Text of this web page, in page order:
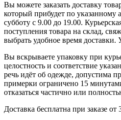
Вы можете заказать доставку
который прибудет по указанному
субботу с 9.00 до 19.00.
поступления товара на склад,
выбрать удобное время доставки.
Вы вскрываете упаковку при
целостность и соответствие
речь идёт об одежде, допустима
примерки ограничено 15
отказаться частично или
Доставка бесплатна при заказе от